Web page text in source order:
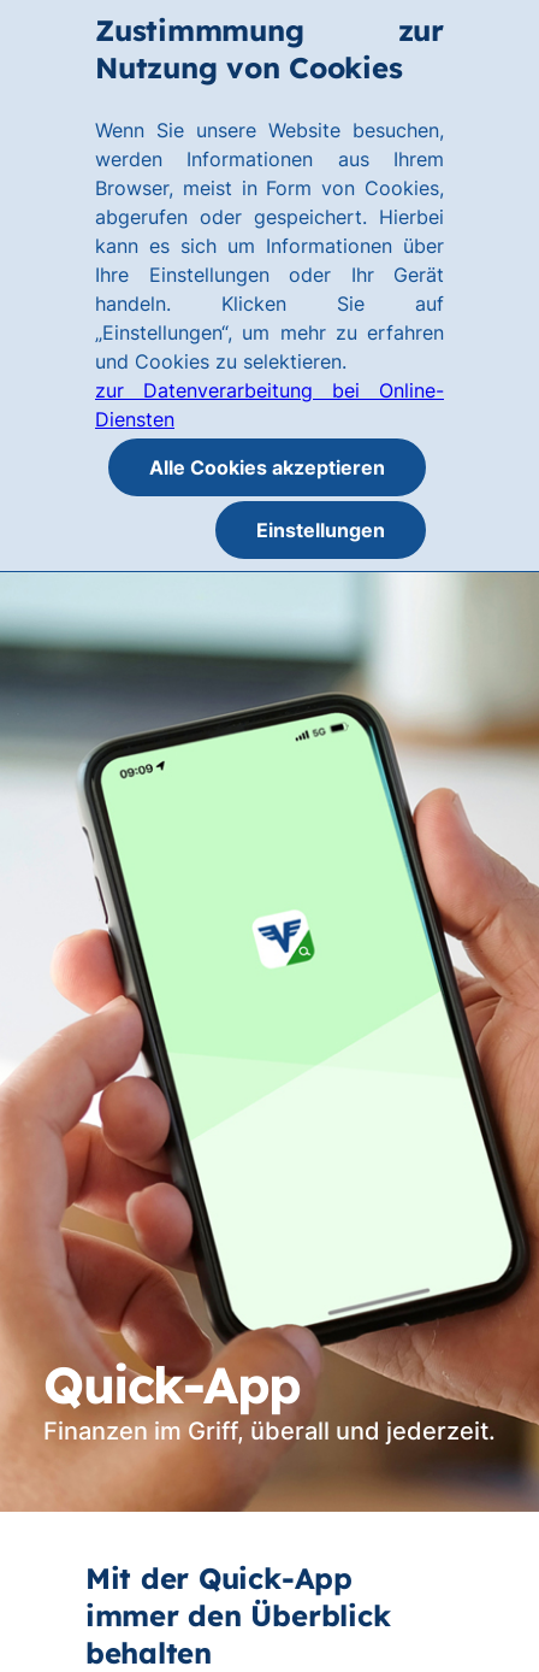
Zustimmmung zur
Nutzung von Cookies
Wenn Sie unsere Website besuchen,
werden Informationen aus Ihrem
Browser, meist in Form von Cookies,
abgerufen oder gespeichert. Hierbei
kann es sich um Informationen über
Ihre Einstellungen oder Ihr Gerät
handeln. Klicken Sie auf
„Einstellungen“, um mehr zu erfahren
und Cookies zu selektieren.
zur Datenverarbeitung bei Online-
Diensten
Alle Cookies akzeptieren
Einstellungen
Hauptinhalt
Quick-App
Finanzen im Griff, überall und jederzeit.
Mit der Quick-App
immer den Überblick
behalten